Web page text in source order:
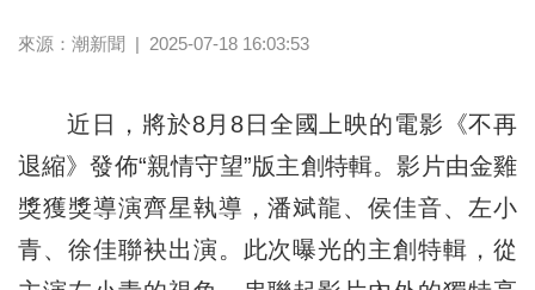
來源： 潮新聞 | 2025-07-18 16:03:53
近日，將於8月8日全國上映的電影《不再
退縮》發佈“親情守望”版主創特輯。影片由金雞
獎獲獎導演齊星執導，潘斌龍、侯佳音、左小
青、徐佳聯袂出演。此次曝光的主創特輯，從